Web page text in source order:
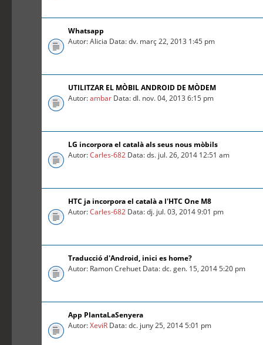
Whatsapp
Autor: Alicia Data: dv. març 22, 2013 1:45 pm
UTILITZAR EL MÒBIL ANDROID DE MÒDEM
Autor:ambar Data: dl. nov. 04, 2013 6:15 pm
LG incorpora el català als seus nous mòbils
Autor:Carles-682 Data: ds. jul. 26, 2014 12:51 am
HTC ja incorpora el català a l'HTC One M8
Autor:Carles-682 Data: dj. jul. 03, 2014 9:01 pm
Traducció d'Android, inici es home?
Autor: Ramon Crehuet Data: dc. gen. 15, 2014 5:20 pm
App PlantaLaSenyera
Autor:XeviR Data: dc. juny 25, 2014 5:01 pm